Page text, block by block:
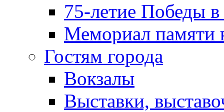
75-летие Победы
Мемориал памяти
Гостям города
Вокзалы
Выставки,